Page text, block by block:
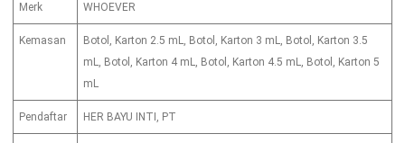
Merk WHOEVER
Kemasan
Botol, Karton 2.5 mL, Botol, Karton 3 mL, Botol, Karton 3.5
mL, Botol, Karton 4 mL, Botol, Karton 4.5 mL, Botol, Karton 5
mL
Pendaftar HER BAYU INTI, PT